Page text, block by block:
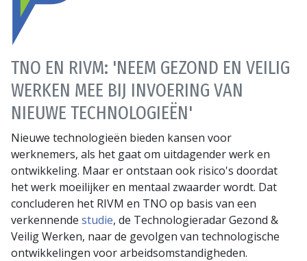
TNO EN RIVM: 'NEEM GEZOND EN VEILIG
WERKEN MEE BIJ INVOERING VAN
NIEUWE TECHNOLOGIEËN'
Nieuwe technologieën bieden kansen voor
werknemers, als het gaat om uitdagender werk en
ontwikkeling. Maar er ontstaan ook risico's doordat
het werk moeilijker en mentaal zwaarder wordt. Dat
concluderen het RIVM en TNO op basis van een
verkennende studie, de Technologieradar Gezond &
Veilig Werken, naar de gevolgen van technologische
ontwikkelingen voor arbeidsomstandigheden.